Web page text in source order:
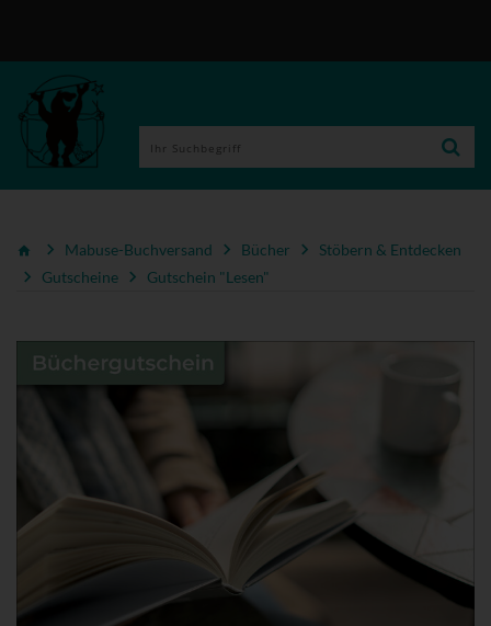
Mabuse-Buchversand Bücher
Stöbern & Entdecken
Gutscheine
Gutschein "Lesen"